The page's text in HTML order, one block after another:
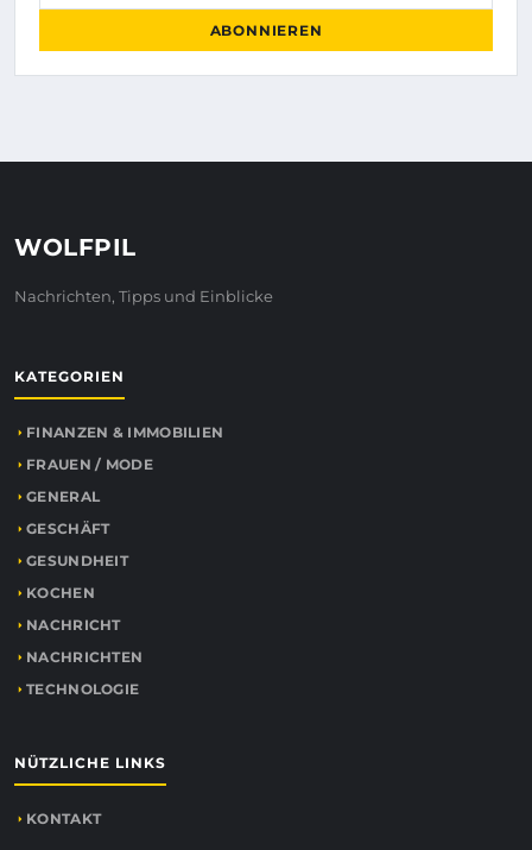
ABONNIEREN
WOLFPIL
Nachrichten, Tipps und Einblicke
KATEGORIEN
FINANZEN & IMMOBILIEN
FRAUEN / MODE
GENERAL
GESCHÄFT
GESUNDHEIT
KOCHEN
NACHRICHT
NACHRICHTEN
TECHNOLOGIE
NÜTZLICHE LINKS
KONTAKT